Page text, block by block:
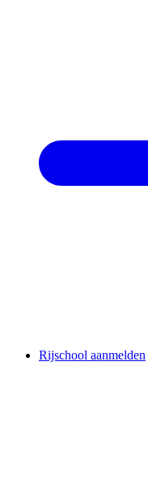
Rijschool aanmelden